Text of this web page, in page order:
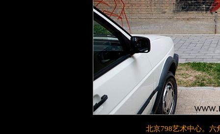
北京798艺术中心。六